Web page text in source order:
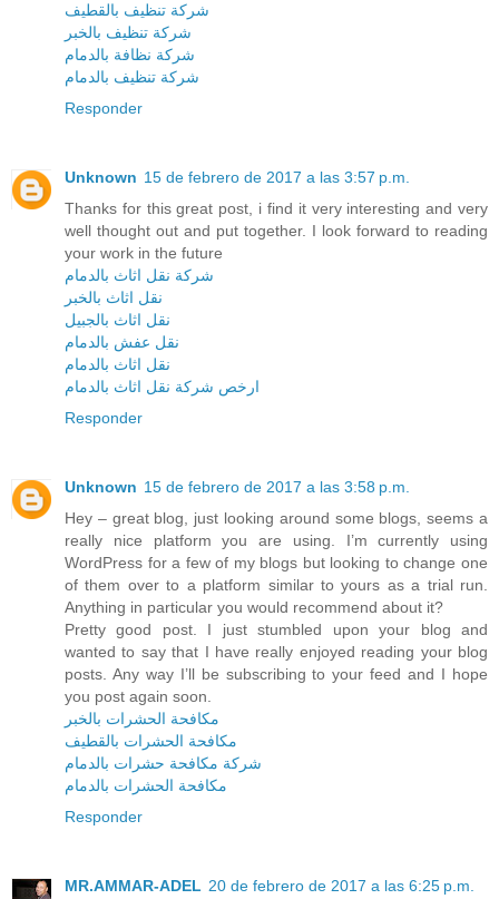
شركة تنظيف بالقطيف
شركة تنظيف بالخبر
شركة نظافة بالدمام
شركة تنظيف بالدمام
Responder
Unknown 15 de febrero de 2017 a las 3:57 p.m.
Thanks for this great post, i find it very interesting and very
well thought out and put together. I look forward to reading
your work in the future
شركة نقل اثاث بالدمام
نقل اثاث بالخبر
نقل اثاث بالجبيل
نقل عفش بالدمام
نقل اثاث بالدمام
ارخص شركة نقل اثاث بالدمام
Responder
Unknown 15 de febrero de 2017 a las 3:58 p.m.
Hey – great blog, just looking around some blogs, seems a
really nice platform you are using. I’m currently using
WordPress for a few of my blogs but looking to change one
of them over to a platform similar to yours as a trial run.
Anything in particular you would recommend about it?
Pretty good post. I just stumbled upon your blog and
wanted to say that I have really enjoyed reading your blog
posts. Any way I’ll be subscribing to your feed and I hope
you post again soon.
مكافحة الحشرات بالخبر
مكافحة الحشرات بالقطيف
شركة مكافحة حشرات بالدمام
مكافحة الحشرات بالدمام
Responder
MR.AMMAR-ADEL 20 de febrero de 2017 a las 6:25 p.m.